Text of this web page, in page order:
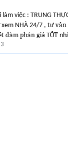
làm việc : TRUNG
xem NHÀ 24/7 , tư vấn
t đàm phán giá TỐT nh